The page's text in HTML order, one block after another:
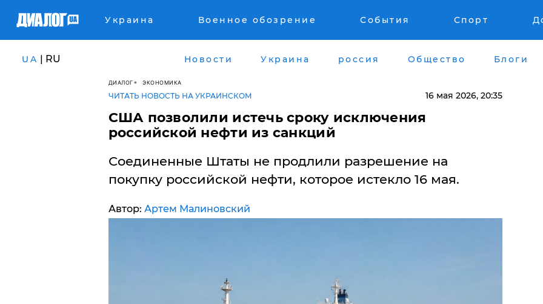
Украина Военное обозрение События Спорт
UA | RU Новости Украина россия Общество Блоги
ДИАЛОГ ЭКОНОМИКА
ЧИТАТЬ НОВОСТЬ НА УКРАИНСКОМ 16 мая 2026, 20:35
США позволили истечь сроку исключения
российской нефти из санкций
Соединенные Штаты не продлили разрешение на
покупку российской нефти, которое истекло 16 мая.
Автор: Артем Малиновский